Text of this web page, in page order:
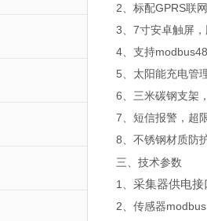
2、标配GPRS联
3、7寸安卓触屏
4、支持
5、太阳能充电管
6、三米碳钢支架
7、短信报警，超
8、不锈钢材质防
三、技术参数
1、采集器供电接
2、传感器